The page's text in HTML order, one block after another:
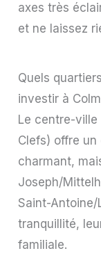
axes très
et ne laissez
Quels
investir à
Le centre-ville
Clefs) offre
charmant,
Joseph/
Saint-
tranquillité,
familiale.